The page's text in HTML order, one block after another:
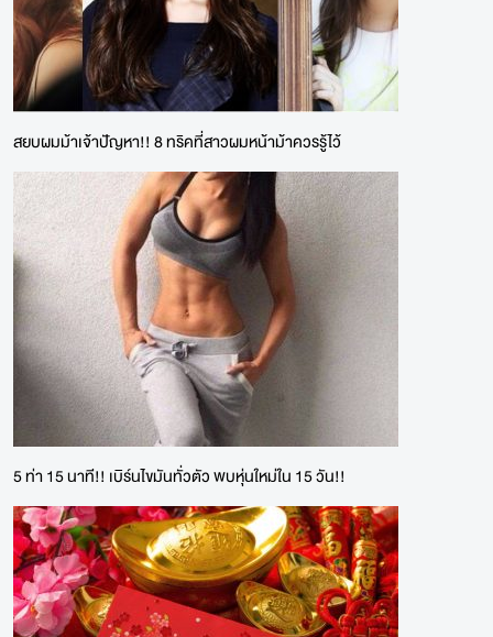
สยบผมม้าเจ้าปัญหา!! 8 ทริคที่สาวผมหน้าม้าควรรู้ไว้
5 ท่า 15 นาที!! เบิร์นไขมันทั่วตัว พบหุ่นใหม่ใน 15 วัน!!